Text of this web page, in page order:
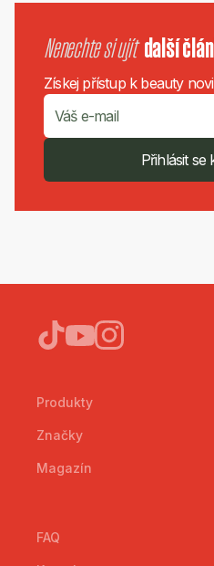
Nenechte si ujít další
Získej přístup k beauty
Přihlásit se
Produkty
Značky
Magazín
FAQ